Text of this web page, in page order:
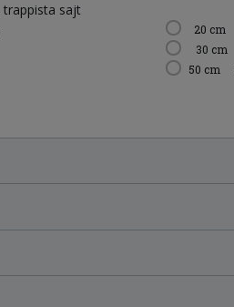
trappista sajt
20 cm
30 cm
50 cm